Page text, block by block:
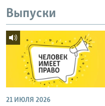
Выпуски
21 ИЮЛЯ 2026